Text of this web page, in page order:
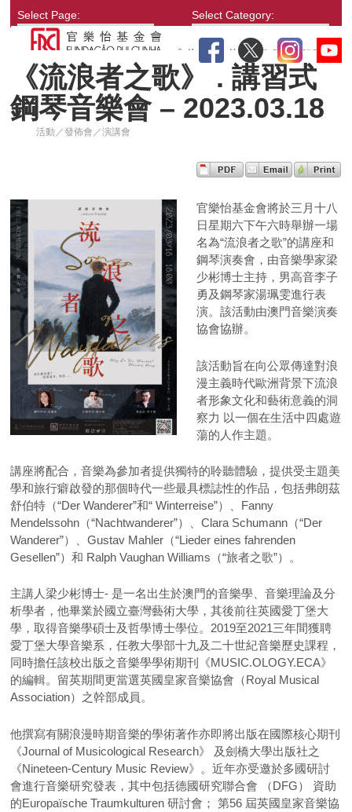
Select Page: Select Category:
《流浪者之歌》 . 講習式
鋼琴音樂會 – 2023.03.18
活動／發佈會／演講會
官樂怡基金會將於三月十八
日星期六下午六時舉辦一場
名為“流浪者之歌”的講座和
鋼琴演奏會，由音樂學家梁
少彬博士主持，男高音李子
勇及鋼琴家湯珮雯進行表
演。該活動由澳門音樂演奏
協會協辦。
該活動旨在向公眾傳達對浪
漫主義時代歐洲背景下流浪
者形象文化和藝術意義的洞
察力 以一個在生活中四處遊
蕩的人作主題。
講座將配合，音樂為參加者提供獨特的聆聽體驗，提供受主題美
學和旅行癖啟發的那個時代一些最具標誌性的作品，包括弗朗茲
舒伯特（“Der Wanderer”和“ Winterreise”）、Fanny
Mendelssohn（“Nachtwanderer”）、Clara Schumann（“Der
Wanderer”）、Gustav Mahler（“Lieder eines fahrenden
Gesellen”）和 Ralph Vaughan Williams（“旅者之歌”）。
主講人梁少彬博士- 是一名出生於澳門的音樂學、音樂理論及分
析學者，他畢業於國立臺灣藝術大學，其後前往英國愛丁堡大
學，取得音樂學碩士及哲學博士學位。2019至2021三年間獲聘
愛丁堡大學音樂系，任教大學部十九及二十世紀音樂歷史課程，
同時擔任該校出版之音樂學學術期刊《MUSIC.OLOGY.ECA》
的編輯。留英期間更當選英國皇家音樂協會（Royal Musical
Association）之幹部成員。
他撰寫有關浪漫時期音樂的學術著作亦即將出版在國際核心期刊
《Journal of Musicological Research》 及劍橋大學出版社之
《Nineteen-Century Music Review》。近年亦受邀於多國研討
會進行音樂研究發表，其中包括德國研究聯合會 （DFG） 資助
的Europaïsche Traumkulturen 研討會； 第56 屆英國皇家音樂協